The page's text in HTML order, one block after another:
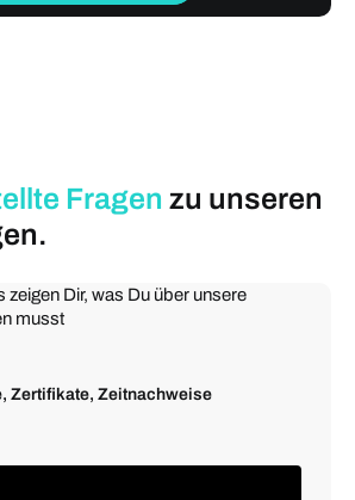
Fragen zu unseren
Dir, was Du über unsere
musst
Zertifikate, Zeitnachweise